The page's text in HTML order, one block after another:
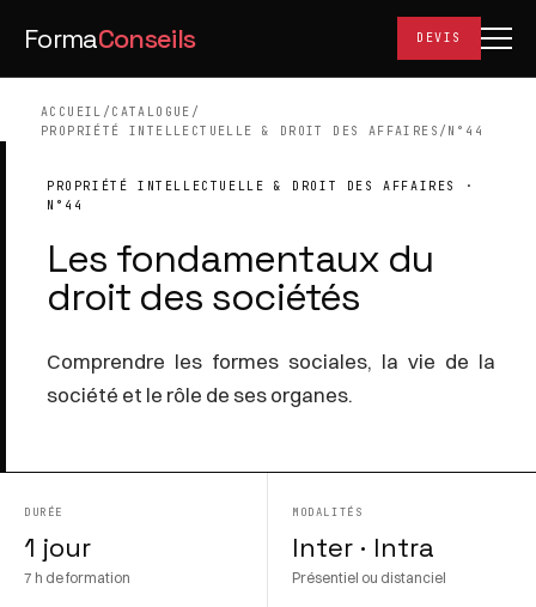
FormaConseils DEVIS
ACCUEIL / CATALOGUE /
PROPRIÉTÉ INTELLECTUELLE & DROIT DES AFFAIRES / N°44
PROPRIÉTÉ INTELLECTUELLE & DROIT DES AFFAIRES ·
N°44
Les fondamentaux du
droit des sociétés
Comprendre les formes sociales, la vie de la
société et le rôle de ses organes.
DURÉE
1 jour
7 h de formation
MODALITÉS
Inter · Intra
Présentiel ou distanciel